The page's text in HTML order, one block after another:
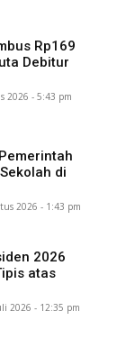
Rp169
Debitur
2026 - 5:43 pm
di
2026 - 1:43 pm
2026
atas
2026 - 12:35 pm